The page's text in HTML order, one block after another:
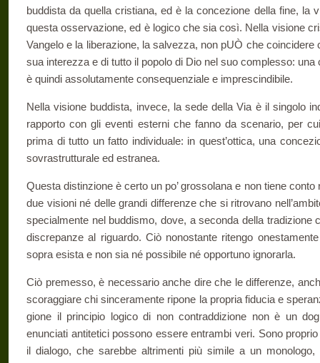
buddista da quella cristiana, ed è la con­cezione della fine, la
questa os­servazione, ed è logico che sia così. Nella visione
Vangelo e la liberazione, la salvezza, non pUÒ che coincidere
sua interezza e di tutto il popolo di Dio nel suo complesso:
è quindi assolutamente consequenziale e impre­scindibile.
Nella visione buddista, invece, la sede della Via è il singolo
rapporto con gli eventi esterni che fanno da scenario, per
prima di tutto un fatto individuale: in quest’ottica, una
sovrastrutturale ed estranea.
Questa distinzione è certo un po’ grossolana e non tiene
due visioni né delle grandi diffe­renze che si ritrovano
specialmente nel buddismo, dove, a seconda della tradizione
discrepanze al riguardo. Ciò nono­stante ritengo
sopra esista e non sia né possibile né opportuno ignorarla.
Ciò premesso, è necessario anche dire che le differenze,
scoraggiare chi sinceramente ri­pone la propria fiducia e
gione il principio logico di non contraddizione non è un
enunciati antitetici possono essere entrambi veri. Sono
il dialogo, che sarebbe altrimenti più simile a un